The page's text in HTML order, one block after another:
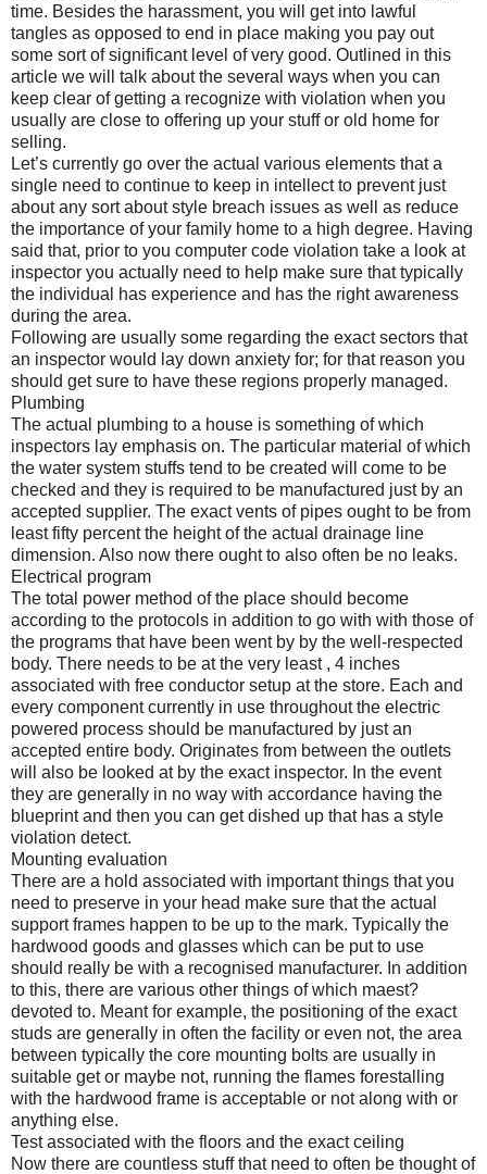
time. Besides the harassment, you will get into lawful
tangles as opposed to end in place making you pay out
some sort of significant level of very good. Outlined in this
article we will talk about the several ways when you can
keep clear of getting a recognize with violation when you
usually are close to offering up your stuff or old home for
selling.
Let’s currently go over the actual various elements that a
single need to continue to keep in intellect to prevent just
about any sort about style breach issues as well as reduce
the importance of your family home to a high degree. Having
said that, prior to you computer code violation take a look at
inspector you actually need to help make sure that typically
the individual has experience and has the right awareness
during the area.
Following are usually some regarding the exact sectors that
an inspector would lay down anxiety for; for that reason you
should get sure to have these regions properly managed.
Plumbing
The actual plumbing to a house is something of which
inspectors lay emphasis on. The particular material of which
the water system stuffs tend to be created will come to be
checked and they is required to be manufactured just by an
accepted supplier. The exact vents of pipes ought to be from
least fifty percent the height of the actual drainage line
dimension. Also now there ought to also often be no leaks.
Electrical program
The total power method of the place should become
according to the protocols in addition to go with with those of
the programs that have been went by by the well-respected
body. There needs to be at the very least , 4 inches
associated with free conductor setup at the store. Each and
every component currently in use throughout the electric
powered process should be manufactured by just an
accepted entire body. Originates from between the outlets
will also be looked at by the exact inspector. In the event
they are generally in no way with accordance having the
blueprint and then you can get dished up that has a style
violation detect.
Mounting evaluation
There are a hold associated with important things that you
need to preserve in your head make sure that the actual
support frames happen to be up to the mark. Typically the
hardwood goods and glasses which can be put to use
should really be with a recognised manufacturer. In addition
to this, there are various other things of which maest?
devoted to. Meant for example, the positioning of the exact
studs are generally in often the facility or even not, the area
between typically the core mounting bolts are usually in
suitable get or maybe not, running the flames forestalling
with the hardwood frame is acceptable or not along with or
anything else.
Test associated with the floors and the exact ceiling
Now there are countless stuff that need to often be thought of